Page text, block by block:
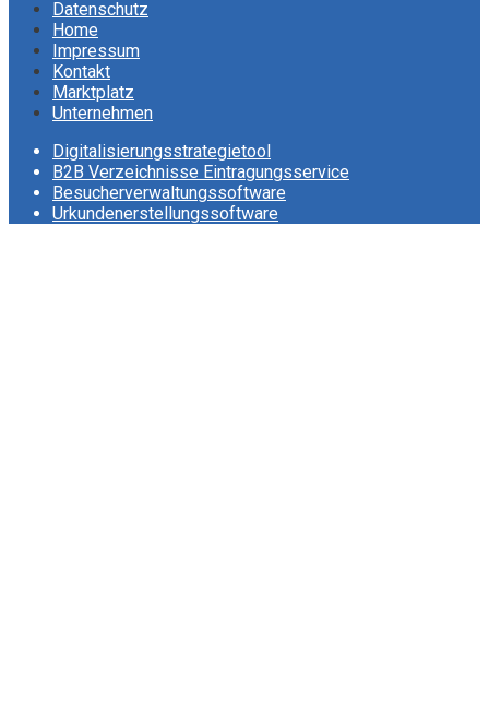
Datenschutz
Home
Impressum
Kontakt
Marktplatz
Unternehmen
Digitalisierungsstrategietool
B2B Verzeichnisse Eintragungsservice
Besucherverwaltungssoftware
Urkundenerstellungssoftware